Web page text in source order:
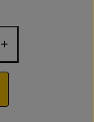
format, der er
TetraPak-
+